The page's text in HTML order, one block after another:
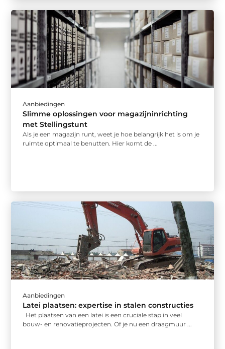
Aanbiedingen
Slimme oplossingen voor magazijninrichting
met Stellingstunt
Als je een magazijn runt, weet je hoe belangrijk het is om je
ruimte optimaal te benutten. Hier komt de ...
Aanbiedingen
Latei plaatsen: expertise in stalen constructies
Het plaatsen van een latei is een cruciale stap in veel
bouw- en renovatieprojecten. Of je nu een draagmuur ...